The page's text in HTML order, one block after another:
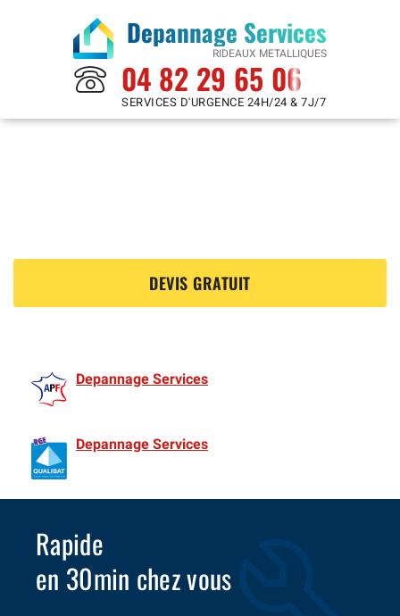
Depannage Services
RIDEAUX METALLIQUES
04 82 29 65 06
SERVICES D'URGENCE 24H/24 & 7J/7
DEVIS GRATUIT
Depannage Services
Depannage Services
Rapide
en 30min chez vous